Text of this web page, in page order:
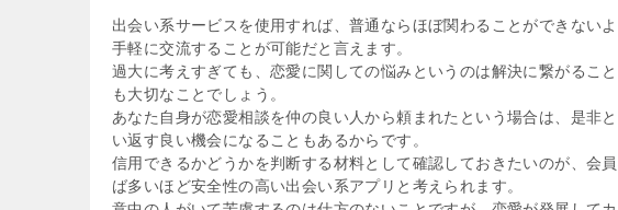
出会い系サービスを使用すれば、普通ならほぼ関わることができない
手軽に交流することが可能だと言えます。
過大に考えすぎても、恋愛に関しての悩みというのは解決に繋がるこ
も大切なことでしょう。
あなた自身が恋愛相談を仲の良い人から頼まれたという場合は、是非
い返す良い機会になることもあるからです。
信用できるかどうかを判断する材料として確認しておきたいのが、会
ば多いほど安全性の高い出会い系アプリと考えられます。